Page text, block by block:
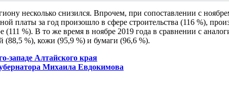
несколько снизился. Впрочем, при сопоставлении с
платы за год произошло в сфере строительства (116 %),
%). В то же время в ноябре 2019 года в сравнении с
(88,5 %), кожи (95,9 %) и бумаги (96,6 %).
западе Алтайского края
Михаила Евдокимова